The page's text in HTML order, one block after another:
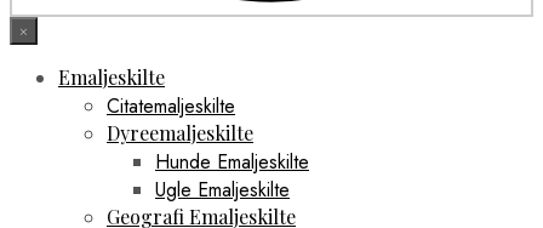
×
Emaljeskilte
Citatemaljeskilte
Dyreemaljeskilte
Hunde Emaljeskilte
Ugle Emaljeskilte
Geografi Emaljeskilte